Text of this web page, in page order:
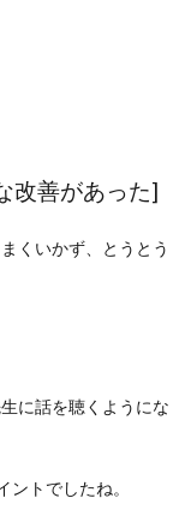
改善があった]
くいかず、とうとう
に話を聴くようにな
トでしたね。